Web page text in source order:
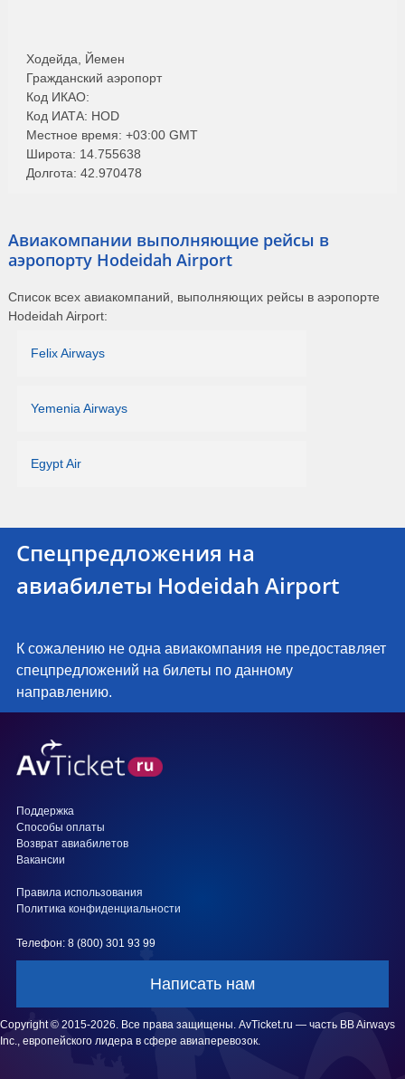
Ходейда, Йемен
Гражданский аэропорт
Код ИКАО:
Код ИАТА: HOD
Местное время: +03:00 GMT
Широта: 14.755638
Долгота: 42.970478
Авиакомпании выполняющие рейсы в
аэропорту Hodeidah Airport
Список всех авиакомпаний, выполняющих рейсы в аэропорте
Hodeidah Airport:
Felix Airways
Yemenia Airways
Egypt Air
Спецпредложения на
авиабилеты Hodeidah Airport
К сожалению не одна авиакомпания не предоставляет
спецпредложений на билеты по данному
направлению.
Поддержка
Способы оплаты
Возврат авиабилетов
Вакансии
Правила использования
Политика конфиденциальности
Телефон: 8 (800) 301 93 99
Написать нам
Copyright © 2015-2026. Все права защищены. AvTicket.ru — часть BB Airways
Inc., европейского лидера в сфере авиаперевозок.